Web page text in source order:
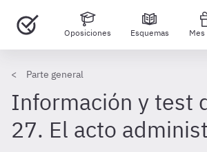
Oposiciones Esquemas Mes
Parte general
Información y test
27. El acto